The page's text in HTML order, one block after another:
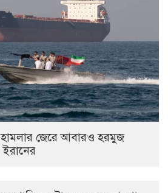
হামলার জেরে আবারও হরমুজ
ইরানের